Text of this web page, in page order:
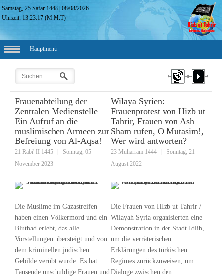
Samstag, 25 Safar 1448 |08/08/2026
Uhrzeit: 13:23:18 (M.M.T)
Hauptmenü
Frauenabteilung der
Zentralen Medienstelle
Ein Aufruf an die
muslimischen Armeen zur
Befreiung von Al-Aqsa!
21 Rabi' II 1445
Sonntag, 05
November 2023
Die Muslime im Gazastreifen
haben einen Völkermord und ein
Blutbad erlebt, das alle
Vorstellungen übersteigt und von
dem kriminellen jüdischen
Gebilde verübt wurde. Es hat
Tausende unschuldige Frauen und
Wilaya Syrien:
Frauenprotest von Hizb ut
Tahrir, Frauen von Ash
Sham rufen, O Mutasim!,
Wer wird antworten?
23 Muharram 1444
Sonntag, 21
August 2022
Die Frauen von HIzb ut Tahrir /
Wilayah Syria organisierten eine
Demonstration in der Stadt Idlib,
um die verräterischen
Erklärungen des türkischen
Regimes zurückzuweisen, um
Dialoge zwischen den